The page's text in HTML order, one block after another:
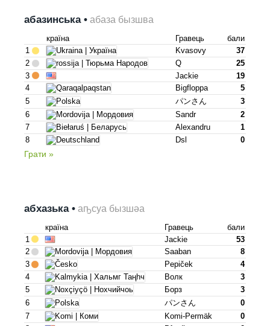
абазинська • абаза бызшва
країна Гравець
бали
1
Kvasovy
37
2
Q
25
3
Jackie
19
4
Bigfloppa
5
5
パンさん
3
6
Sandr
2
7
Alexandru
1
8
Dsl 0
Грати »
абхазька • аҧсуа бызшәа
країна Гравець
бали
1
Jackie
53
2
Saaban
8
3
Pepiček
4
4
Волк
3
5
Борз
3
6
パンさん
0
7
Komi-Permäk
0